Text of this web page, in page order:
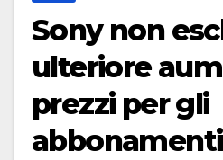
Sony non
ulteriore
prezzi per gli
abbonamenti